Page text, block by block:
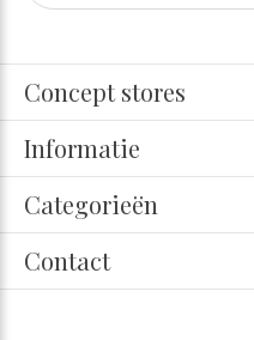
Concept stores
Informatie
Categorieën
Contact